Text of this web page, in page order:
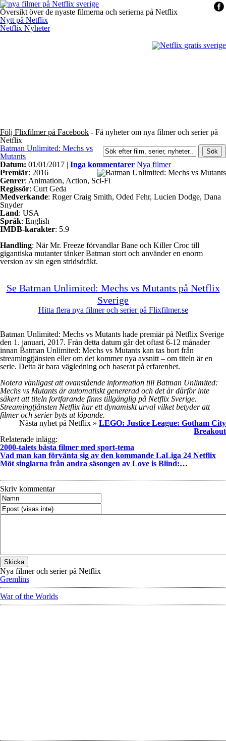
Översikt över de nyaste filmerna och serierna på Netflix
Nytt på Netflix
Netflix Nyheter
Följ Flixfilmer på Facebook - Få nyheter om nya filmer och serier på
Netflix
Batman Unlimited: Mechs vs
Mutants
Datum: 01/01/2017 | Inga kommentarer Nya filmer
Premiär: 2016
Genrer: Animation, Action, Sci-Fi
Regissör: Curt Geda
Medverkande: Roger Craig Smith, Oded Fehr, Lucien Dodge, Dana
Snyder
Land: USA
Språk: English
IMDB-karakter: 5.9
Handling: När Mr. Freeze förvandlar Bane och Killer Croc till
gigantiska mutanter tänker Batman stort och använder en enorm
version av sin egen stridsdräkt.
Se Batman Unlimited: Mechs vs Mutants på Netflix
Sverige
Hitta flera nya filmer och serier på Flixfilmer.se
Batman Unlimited: Mechs vs Mutants hade premiär på Netflix Sverige
den 1. januari, 2017. Från detta datum går det oftast 6-12 månader
innan Batman Unlimited: Mechs vs Mutants kan tas bort från
streamingtjänsten eller om det kommer nya avsnitt – om titeln är en
serie. Detta är bara vägledning och baserat på erfarenhet.
Notera vänligast att ovanstående information till Batman Unlimited:
Mechs vs Mutants är automatiskt genererad och det är därför inte
säkert att titeln fortfarande finns tillgänglig på Netflix Sverige.
Streamingtjänsten Netflix har ett dynamiskt urval vilket betyder att
filmer och serier byts ut löpande.
Nästa nyhet på Netflix » LEGO: Justice League: Gotham City
Breakout
Relaterade inlägg:
2000-talets bästa filmer med sport-tema
Vad man kan förvänta sig av den kommande LaLiga 24 Netflix
Möt singlarna från andra säsongen av Love is Blind:…
Skriv kommentar
Nya filmer och serier på Netflix
Gremlins
War of the Worlds